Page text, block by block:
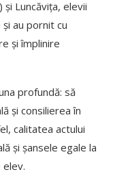
Luncăvița, elevii
au pornit cu
și împlinire
profundă: să
și consilierea în
calitatea actului
și șansele egale la